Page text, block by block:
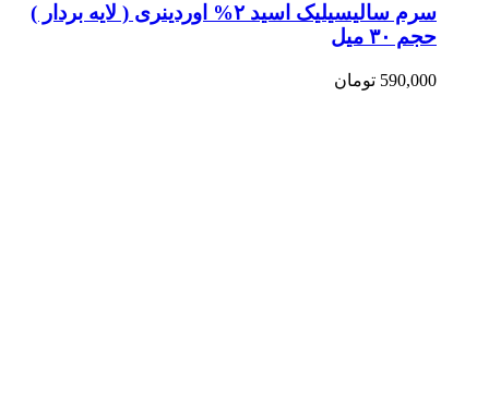
سرم سالیسیلیک اسید ۲% اوردینری ( لایه بردار )
حجم ۳۰ میل
590,000 تومان